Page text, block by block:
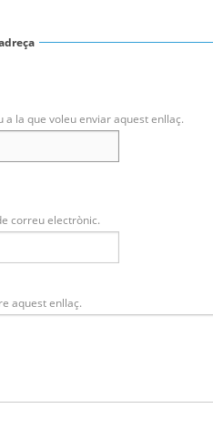
a la que voleu enviar aquest enllaç.
correu electrònic.
aquest enllaç.